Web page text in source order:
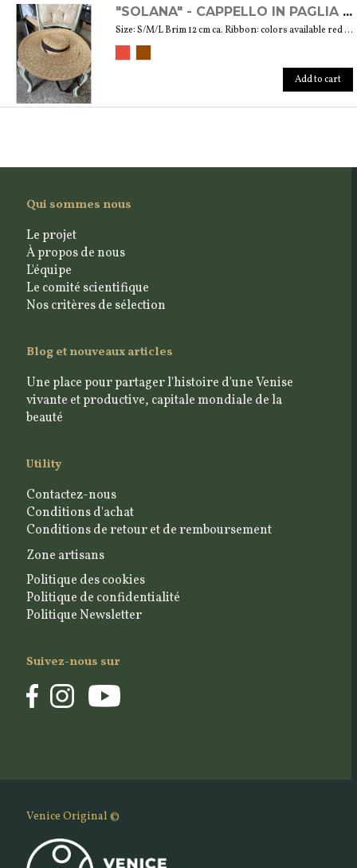
"SOLANA" - CAPPELLO IN PAGLIA NATURALE
Size: S/M/L Brim 12 cm ca. Ribbon: colors available red and brown
Add to cart
Qui sommes nous
Le projet
À propos de nous
L'équipe
Le comité scientifique
Nos critères de sélection
Blog et nouveaux articles
Une place pour partager l'histoire d'une Venise
vivante et productive, capitale mondiale de la
beauté
Utility
Contactez-nous
Conditions d'achat
Conditions de retour et de remboursement
Zone artisans
Politique des cookies
Politique de confidentialité
Politique Newsletter
Suivez-nous sur
Venice Original ©